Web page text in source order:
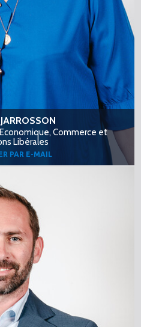
Commerce et
Libérales
PAR E-MAIL